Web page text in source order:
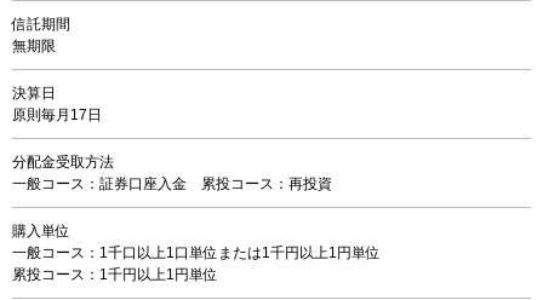
信託期間
無期限
決算日
原則毎月17日
分配金受取方法
一般コース：証券口座入金 累投コース：再投資
購入単位
一般コース：1千口以上1口単位または1千円以上1円単位
累投コース：1千円以上1円単位